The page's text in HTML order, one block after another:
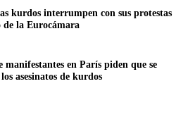
kurdos interrumpen con sus protestas
de la Eurocámara
manifestantes en París piden que se
asesinatos de kurdos